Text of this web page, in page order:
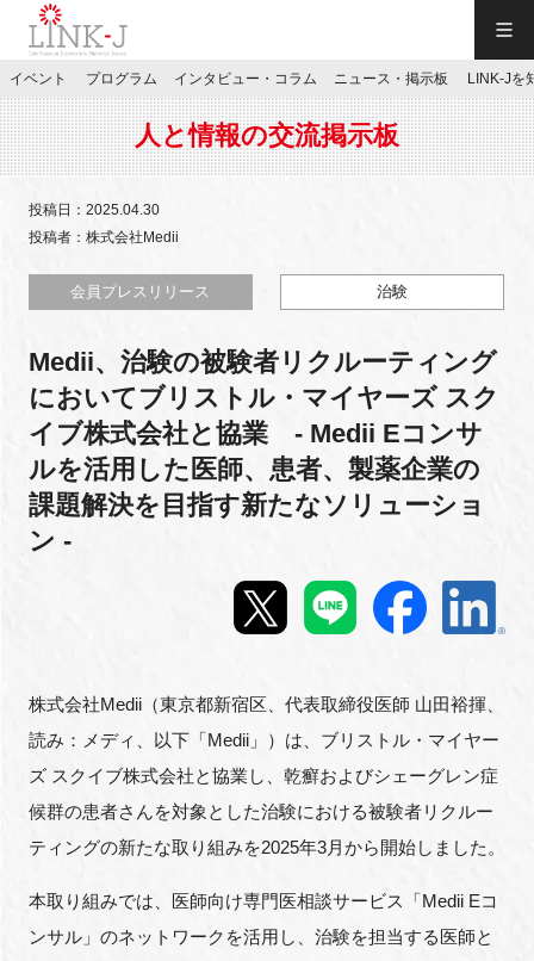
JP／EN
特別会員専用メニュー
施設ご予約
お問い合わせ
マイページ
プログラム
インタビュー・コラム
LINK-Jを知る
イベント プログラム インタビュー・コラム ニュース・掲示板 LINK-Jを
人と情報の交流掲示板
投稿日：2025.04.30
投稿者：株式会社Medii
会員プレスリリース 治験
Medii、治験の被験者リクルーティング
においてブリストル・マイヤーズ スク
イブ株式会社と協業 - Medii Eコンサ
ルを活用した医師、患者、製薬企業の
課題解決を目指す新たなソリューショ
ン -
株式会社Medii（東京都新宿区、代表取締役医師 山田裕揮、
読み：メディ、以下「Medii」）は、ブリストル・マイヤー
ズ スクイブ株式会社と協業し、乾癬およびシェーグレン症
候群の患者さんを対象とした治験における被験者リクルー
ティングの新たな取り組みを2025年3月から開始しました。
本取り組みでは、医師向け専門医相談サービス「Medii Eコ
ンサル」のネットワークを活用し、治験を担当する医師と